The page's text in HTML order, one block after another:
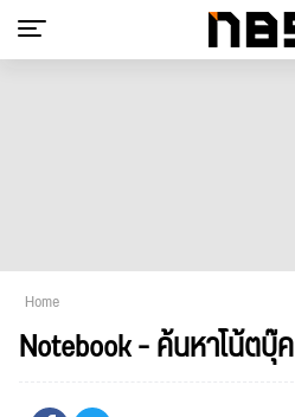
Home
Notebook - ค้นหาโน้ตบุ๊ค